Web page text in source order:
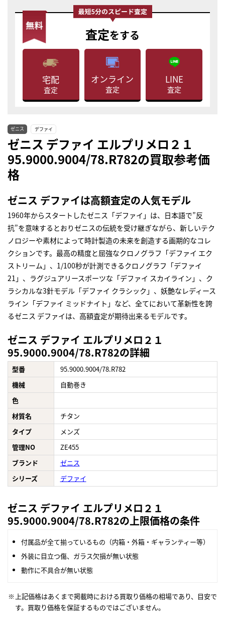
査定をする
宅配
査定
オンライン
査定
LINE
査定
ゼニス デファイ
ゼニス デファイ エルプリメロ２１
95.9000.9004/78.R782の買取参考価
格
ゼニス デファイは高額査定の人気モデル
1960年からスタートしたゼニス「デファイ」は、日本語で”反
抗”を意味するとおりゼニスの伝統を受け継ぎながら、新しいテク
ノロジーや素材によって時計製造の未来を創造する画期的なコレ
クションです。最高の精度と屈強なクロノグラフ「デファイ エク
ストリーム」、1/100秒が計測できるクロノグラフ「デファイ
21」、ラグジュアリースポーツな「デファイ スカイライン」、ク
ラシカルな3針モデル「デファイ クラシック」、妖艶なレディース
ライン「デファイ ミッドナイト」など、全てにおいて革新性を誇
るゼニス デファイは、高額査定が期待出来るモデルです。
ゼニス デファイ エルプリメロ２１
95.9000.9004/78.R782の詳細
型番
95.9000.9004/78.R782
機械
自動巻き
色
材質名
チタン
タイプ
メンズ
管理NO
ZE455
ブランド
ゼニス
シリーズ
デファイ
ゼニス デファイ エルプリメロ２１
95.9000.9004/78.R782の上限価格の条件
付属品が全て揃っているもの（内箱・外箱・ギャランティー等）
外装に目立つ傷、ガラス欠損が無い状態
動作に不具合が無い状態
上記価格はあくまで掲載時における買取り価格の相場であり、目安で
す。買取り価格を保証するものではございません。